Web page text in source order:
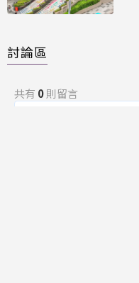
討論區
共有 0則留言